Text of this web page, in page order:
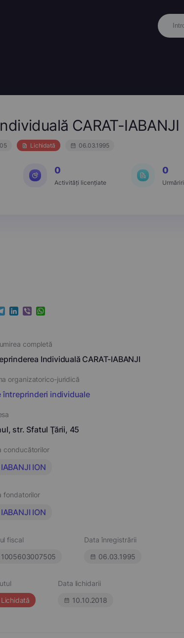
CARAT-IABANJI
Lichidată 06.03.1995
0
Activități licențiate
0
Urmăriri
LinkedIn
ViberWhatsApp
completă
Individuală CARAT-IABANJI
organizatorico-juridică
întreprinderi individuale
str. Sfatul Ţării, 45
conducătorilor
IABANJI ION
fondatorilor
IABANJI ION
fiscal
1005603007505
Data înregistrării
06.03.1995
Lichidată
Data lichidarii
10.10.2018